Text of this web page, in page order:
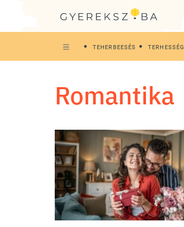
TEHERBEESÉS TERHESSÉG
romantika